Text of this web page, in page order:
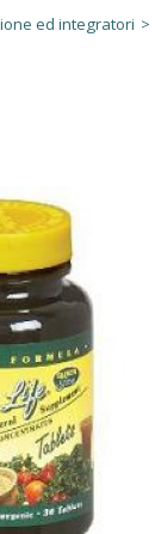
ed integratori >